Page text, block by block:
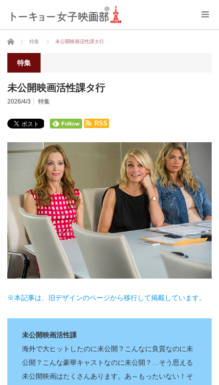
ホーム 特集 未公開映画活性課タ行
特集
未公開映画活性課タ行
2026/4/3 特集
RSS
※本記事は、旧デザインのページから移行して掲載しています。
未公開映画活性課
海外で大ヒットしたのに未公開？こんなに良質なのに未
公開？こんな豪華キャストなのに未公開？…そう思える
未公開映画はたくさんあります。あ～もったいない！そ